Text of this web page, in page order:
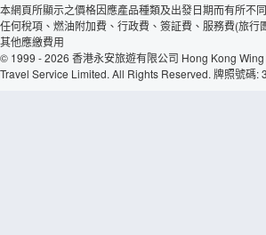
本網頁所顯示之價格因應產品種類及出發日期而有所不
任何稅項、燃油附加費、行政費、簽証費、服務費(旅行
其他應繳費用
© 1999 - 2026 香港永安旅遊有限公司 Hong Kong Wing
Travel Service Limited. All Rights Reserved. 牌照號碼: